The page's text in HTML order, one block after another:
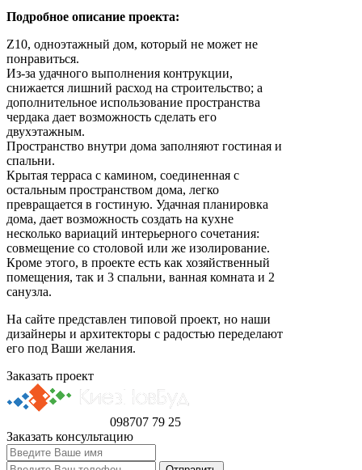
Подробное описание проекта:
Z10, одноэтажный дом, который не может не
понравиться.
Из-за удачного выполнения контрукции,
снижается лишний расход на строительство; а
дополнительное использование пространства
чердака дает возможность сделать его
двухэтажным.
Пространство внутри дома заполняют гостиная и
спальни.
Крытая терраса с камином, соединенная с
остальным пространством дома, легко
превращается в гостиную. Удачная планировка
дома, дает возможность создать на кухне
несколько вариаций интерьерного сочетания:
совмещение со столовой или же изолирование.
Кроме этого, в проекте есть как хозяйственный
помещения, так и 3 спальни, ванная комната и 2
санузла.
На сайте представлен типовой проект, но наши
дизайнеры и архитекторы с радостью переделают
его под Ваши желания.
Заказать проект
098707 79 25
Заказать консультацию